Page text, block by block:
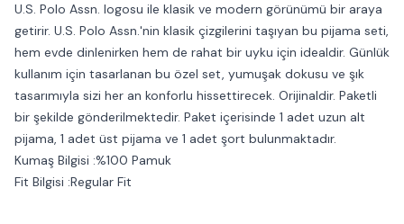
U.S. Polo Assn. logosu ile klasik ve modern görünümü bir araya
getirir. U.S. Polo Assn.'nin klasik çizgilerini taşıyan bu pijama seti,
hem evde dinlenirken hem de rahat bir uyku için idealdir. Günlük
kullanım için tasarlanan bu özel set, yumuşak dokusu ve şık
tasarımıyla sizi her an konforlu hissettirecek. Orijinaldir. Paketli
bir şekilde gönderilmektedir. Paket içerisinde 1 adet uzun alt
pijama, 1 adet üst pijama ve 1 adet şort bulunmaktadır.
Kumaş Bilgisi :%100 Pamuk
Fit Bilgisi :Regular Fit